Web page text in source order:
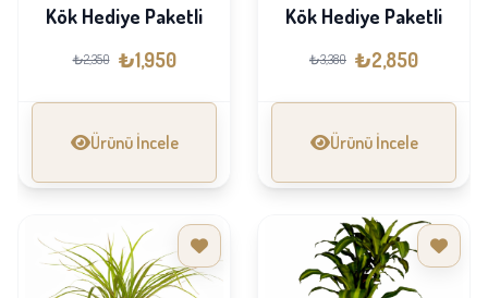
Kök Hediye Paketli
₺2,350 ₺1,950
Ürünü İncele
Kök Hediye Paketli
₺3,380 ₺2,850
Ürünü İncele